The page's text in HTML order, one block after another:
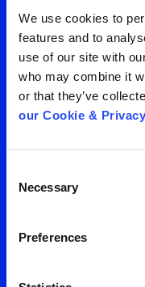
We use cookies to
features and to
use of our site with
who may combine it
or that they’ve
our Cookie &
Selection
Necessary
Preferences
Entre em contato
Escritório São Paulo
Search